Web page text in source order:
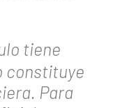
tiene
constituye
Para